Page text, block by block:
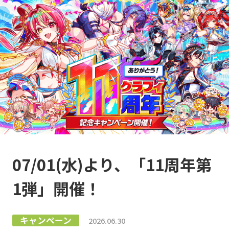
07/01(水)より、「11周年第
1弾」開催！
キャンペーン 2026.06.30